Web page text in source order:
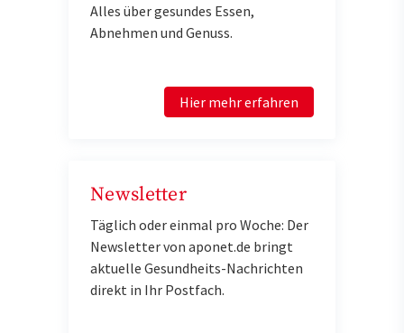
Alles über gesundes Essen,
Abnehmen und Genuss.
Hier mehr erfahren
Newsletter
Täglich oder einmal pro Woche: Der
Newsletter von aponet.de bringt
aktuelle Gesundheits-Nachrichten
direkt in Ihr Postfach.